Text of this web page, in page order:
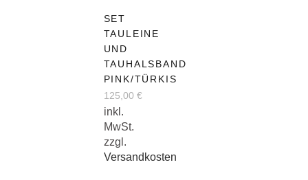
Produkt
weist
mehrere
Varianten
auf.
Die
Optionen
können
SET
TAULEINE
UND
TAUHALSBAND
PINK/TÜRKIS
125,00 €
inkl.
MwSt.
zzgl.
Versandkosten